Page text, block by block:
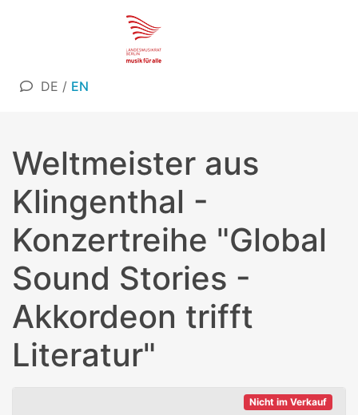
DE / EN
Weltmeister aus
Klingenthal -
Konzertreihe "Global
Sound Stories -
Akkordeon trifft
Literatur"
Nicht im Verkauf